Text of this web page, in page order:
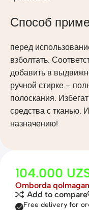
Способ
перед
взболтать.
добавить в
ручной стирке –
полоскания.
средства с тканью.
назначению!
104.000
Omborda qolmagan
Add to compare
Free delivery for